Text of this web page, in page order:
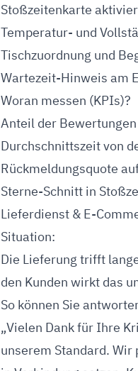
Stoßzeitenkarte
Temperatur- und
Tischzuordnung und
Wartezeit-Hinweis am
Woran messen (KPIs)?
Anteil der
Durchschnittszeit von
Rückmeldungsquote
Sterne-Schnitt in
Lieferdienst & E-
Situation:
Die Lieferung trifft
den Kunden wirkt das
So können Sie
„Vielen Dank für Ihre
unserem Standard.